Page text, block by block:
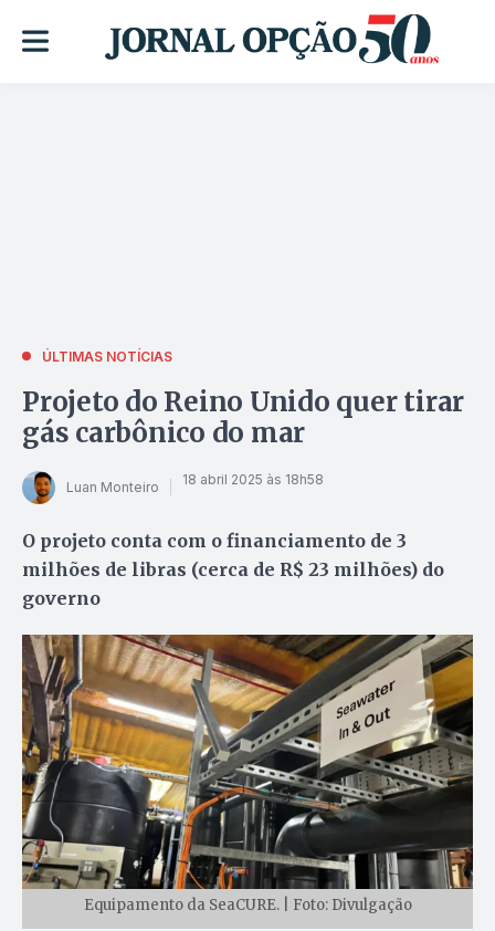
ÚLTIMAS NOTÍCIAS
Projeto do Reino Unido quer tirar
gás carbônico do mar
Luan Monteiro 18 abril 2025 às 18h58
O projeto conta com o financiamento de 3
milhões de libras (cerca de R$ 23 milhões) do
governo
Equipamento da SeaCURE. | Foto: Divulgação